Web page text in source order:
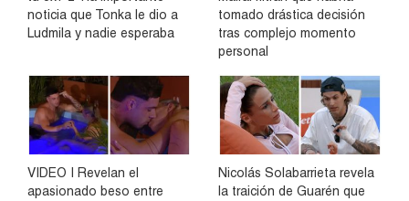
noticia que Tonka le dio a
Ludmila y nadie esperaba
tomado drástica decisión
tras complejo momento
personal
VIDEO | Revelan el
apasionado beso entre
Nicolás Solabarrieta revela
la traición de Guarén que